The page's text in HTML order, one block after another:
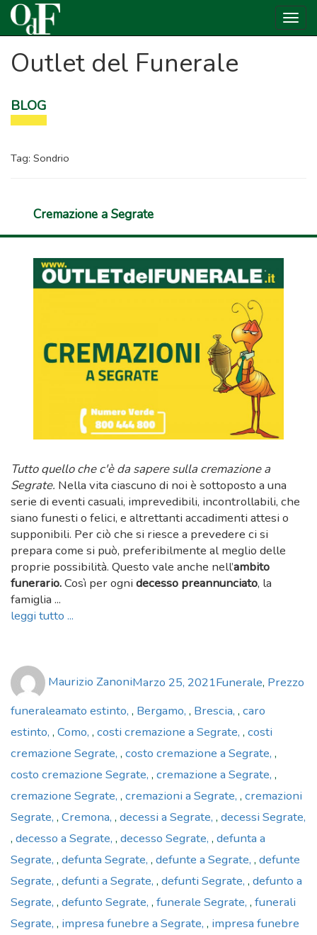
Outlet del Funerale
BLOG
Tag: Sondrio
Cremazione a Segrate
Tutto quello che c'è da sapere sulla cremazione a
Segrate. Nella vita ciascuno di noi è sottoposto a una
serie di eventi casuali, imprevedibili, incontrollabili, che
siano funesti o felici, e altrettanti accadimenti attesi o
supponibili. Per ciò che si riesce a prevedere ci si
prepara come si può, preferibilmente al meglio delle
proprie possibilità. Questo vale anche nell’ambito
funerario.Così per ogni decesso preannunciato, la
famiglia ...
leggi tutto ...
Maurizio Zanonion
Marzo 25, 2021Funerale, Prezzo
funeraleTags
amato estinto , Bergamo , Brescia , caro
estinto , Como , costi cremazione a Segrate , costi
cremazione Segrate , costo cremazione a Segrate ,
costo cremazione Segrate , cremazione a Segrate ,
cremazione Segrate , cremazioni a Segrate , cremazioni
Segrate , Cremona , decessi a Segrate , decessi Segrate
, decesso a Segrate , decesso Segrate , defunta a
Segrate , defunta Segrate , defunte a Segrate , defunte
Segrate , defunti a Segrate , defunti Segrate , defunto a
Segrate , defunto Segrate , funerale Segrate , funerali
Segrate , impresa funebre a Segrate , impresa funebre